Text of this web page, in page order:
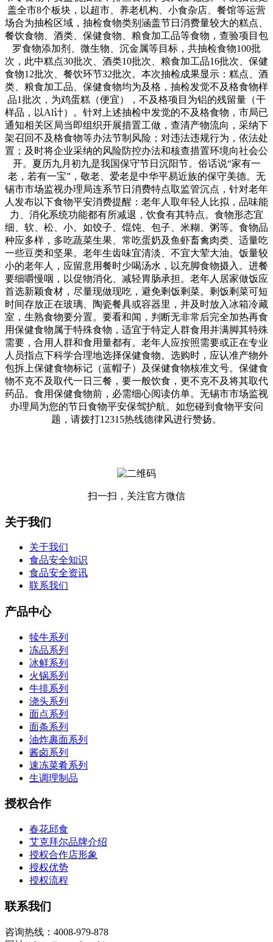
盖全市8个板块，以超市、养老机构、小食杂店、餐馆等运营
场合为抽检区域，抽检食物类别涵盖节日消费量较大的糕点、
餐饮食物、酒类、保健食物、粮食加工品等食物，查验项目包
罗食物添加剂、微生物、沉金属等目标，共抽检食物100批
次，此中糕点30批次、酒类10批次、粮食加工品16批次、保健
食物12批次、餐饮环节32批次。本次抽检成果显示：糕点、酒
类、粮食加工品、保健食物均为及格，抽检发觉不及格食物样
品1批次，为鸡蛋糕（便宜），不及格项目为铝的残留量（干
样品，以Al计）。针对上述抽检中发觉的不及格食物，市局已
通知相关区局当即组织开展措置工做，查清产物流向，采纳下
架召回不及格食物等办法节制风险；对违法违规行为，依法处
置；及时将企业采纳的风险防控办法和核查措置环境向社会公
开。夏历九月初九是我国保守节日沉阳节。俗话说“家有一
老，若有一宝”，敬老、爱老是中华平易近族的保守美德。无
锡市市场监视办理局连系节日消费特点取监管沉点，针对老年
人发布以下食物平安消费提醒：老年人取年轻人比拟，品味能
力、消化系统功能都有所减退，饮食有其特点。食物形态宜
细、软、松、小。如饺子、馄饨、包子、米糊、粥等。食物品
种应多样，多吃蔬菜生果、常吃蛋奶及鱼虾畜禽肉类、适量吃
一些豆类和坚果。老年生齿味宜清淡、不宜大荤大油。饭量较
小的老年人，应留意用餐时少喝汤水，以充脚食物摄入。进餐
要细嚼慢咽，以促物消化、减轻胃肠承担。老年人居家做饭应
首选新颖食材，尽量现做现吃，避免剩饭剩菜。剩饭剩菜可短
时间存放正在玻璃、陶瓷餐具或容器里，并及时放入冰箱冷藏
室，生熟食物要分置。要看和闻，判断无非常后完全加热再食
用保健食物属于特殊食物，适宜于特定人群食用并满脚其特殊
需要，合用人群和食用量都有。老年人应按照需要或正在专业
人员指点下科学合理地选择保健食物。选购时，应认准产物外
包拆上保健食物标记（蓝帽子）及保健食物核准文号。保健食
物不克不及取代一日三餐，要一般饮食，更不克不及将其取代
药品。食用保健食物前，必需细心阅读仿单。无锡市市场监视
办理局为您的节日食物平安保驾护航。如您碰到食物平安问
题，请拨打12315热线德律风进行赞扬。
扫一扫，关注官方微信
关于我们
关于我们
食品安全知识
食品安全资讯
联系我们
产品中心
犊牛系列
冻品系列
冰鲜系列
火锅系列
牛排系列
浇头系列
面点系列
面条系列
油炸裹面系列
酱卤系列
速冻菜肴系列
生调理制品
授权合作
春花邱食
艾克拜尔品牌介绍
授权合作店形象
授权优势
授权流程
联系我们
咨询热线：4008-979-878